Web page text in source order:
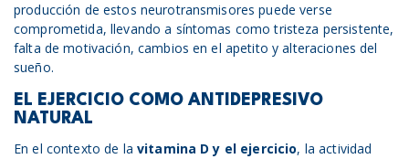
producción de estos neurotransmisores puede verse
comprometida, llevando a síntomas como tristeza persistente,
falta de motivación, cambios en el apetito y alteraciones del
sueño.
EL EJERCICIO COMO ANTIDEPRESIVO
NATURAL
En el contexto de la vitamina D y el ejercicio, la actividad